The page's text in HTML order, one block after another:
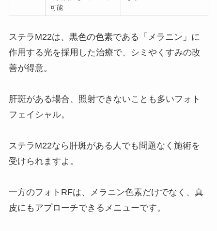
可能
ステラM22は、黒色の色素である「メラニン」に
作用する光を採用した治療で、シミやくすみの改
善が得意。
肝斑がある場合、照射できないことも多いフォト
フェイシャル。
ステラM22なら肝斑がある人でも問題なく施術を
受けられますよ。
一方のフォトRFは、メラニン色素だけでなく、真
皮にもアプローチできるメニューです。